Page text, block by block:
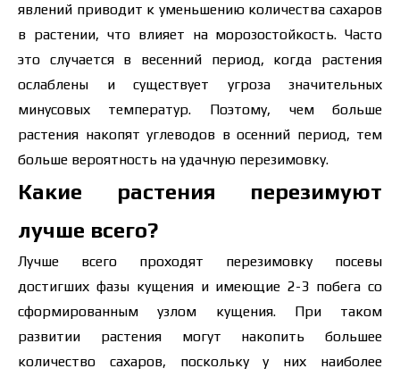
явлений приводит к уменьшению количества сахаров
в растении, что влияет на морозостойкость. Часто
это случается в весенний период, когда растения
ослаблены и существует угроза значительных
минусовых температур. Поэтому, чем больше
растения накопят углеводов в осенний период, тем
больше вероятность на удачную перезимовку.
Какие растения перезимуют
лучше всего?
Лучше всего проходят перезимовку посевы
достигших фазы кущения и имеющие 2-3 побега со
сформированным узлом кущения. При таком
развитии растения могут накопить большее
количество сахаров, поскольку у них наиболее